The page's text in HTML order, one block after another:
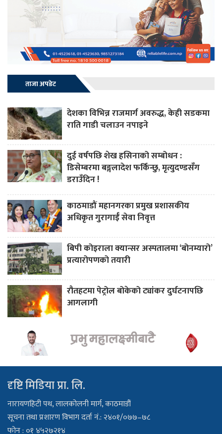
ताजा अपडेट
देशका विभिन्न राजमार्ग अवरुद्ध, केही सडकमा
राति गाडी चलाउन नपाइने
दुई वर्षपछि शेख हसिनाको सम्बोधन :
डिसेम्बरमा बङ्गलादेश फर्किन्छु, मृत्युदण्डसँग
डराउँदिन !
काठमाडौं महानगरका प्रमुख प्रशासकीय
अधिकृत गुरागाईँ सेवा निवृत्त
बिपी कोइराला क्यान्सर अस्पतालमा ‘बोनम्यारो’
प्रत्यारोपणको तयारी
रौतहटमा पेट्रोल बोकेको ट्यांकर दुर्घटनापछि
आगलागी
दृष्टि मिडिया प्रा. लि.
नारायणहिटी पथ, लालकोलनी मार्ग, काठमाडौं
सूचना तथा प्रशारण विभाग दर्ता नं.: २४०१/०७७–७८
फोन : ०१ ४५२७२१४